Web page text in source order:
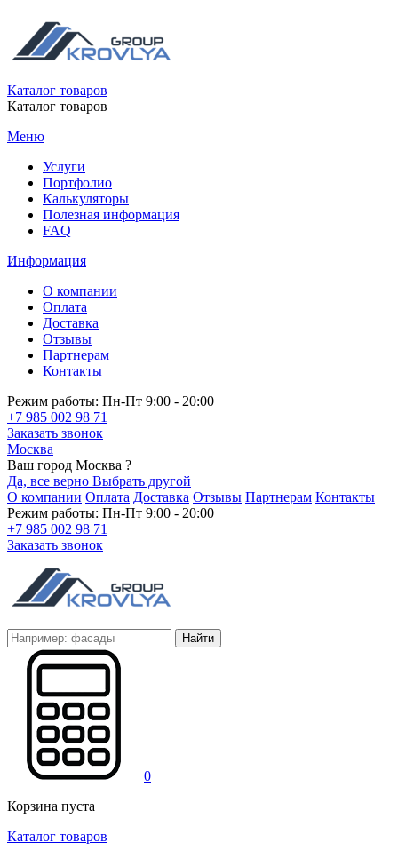
Каталог товаров
Каталог товаров
Меню
Услуги
Портфолио
Калькуляторы
Полезная информация
FAQ
Информация
О компании
Оплата
Доставка
Отзывы
Партнерам
Контакты
Режим работы: Пн-Пт 9:00 - 20:00
+7 985 002 98 71
Заказать звонок
Москва
Ваш город Москва ?
Да, все верно Выбрать другой
О компании Оплата Доставка Отзывы Партнерам Контакты
Режим работы: Пн-Пт 9:00 - 20:00
+7 985 002 98 71
Заказать звонок
Найти
0
Корзина пуста
Каталог товаров